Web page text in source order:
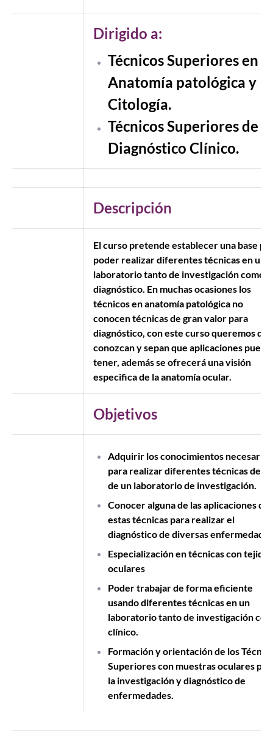
Dirigido a:
Técnicos Superiores en
Anatomía patológica y
Citología.
Técnicos Superiores de
Diagnóstico Clínico.
Descripción
El curso pretende establecer una base
poder realizar diferentes técnicas en un
laboratorio tanto de investigación como
diagnóstico. En muchas ocasiones los
técnicos en anatomía patológica no
conocen técnicas de gran valor para
diagnóstico, con este curso queremos que
conozcan y sepan que aplicaciones
tener, además se ofrecerá una visión
especifica de la anatomía ocular.
Objetivos
Adquirir los conocimientos necesarios
para realizar diferentes técnicas
de un laboratorio de investigación.
Conocer alguna de las aplicaciones de
estas técnicas para realizar el
diagnóstico de diversas enfermedades
Especialización en técnicas con tejidos
oculares
Poder trabajar de forma eficiente
usando diferentes técnicas en un
laboratorio tanto de investigación
clínico.
Formación y orientación de los
Superiores con muestras oculares
la investigación y diagnóstico de
enfermedades.